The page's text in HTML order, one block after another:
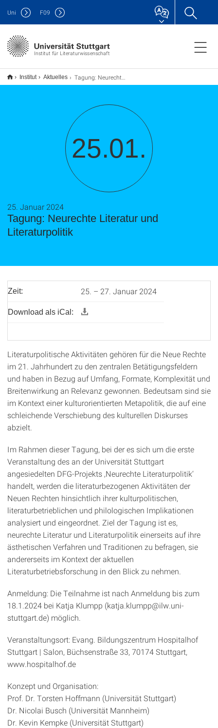
Institut für Literaturwissenschaft
Uni F09
Institut Aktuelles Tagung: Neurechte Literatur und Literaturpolitik
25.01.
Tagung: Neurechte Literatur und
Literaturpolitik
25. Januar 2024
Zeit: 25. – 27. Januar 2024
Download als iCal:
Literaturpolitische Aktivitäten gehören für die Neue Rechte
im 21. Jahrhundert zu den zentralen Betätigungsfeldern
und haben in Bezug auf Umfang, Formate, Komplexität und
Breitenwirkung an Relevanz gewonnen. Bedeutsam sind sie
im Kontext einer kulturorientierten Metapolitik, die auf eine
schleichende Verschiebung des kulturellen Diskurses
abzielt.
Im Rahmen dieser Tagung, bei der es sich um die erste
Veranstaltung des an der Universität Stuttgart
angesiedelten DFG-Projekts ‚Neurechte Literaturpolitik‘
handelt, werden die literaturbezogenen Aktivitäten der
Neuen Rechten hinsichtlich ihrer kulturpolitischen,
literaturbetrieblichen und philologischen Implikationen
analysiert und eingeordnet. Ziel der Tagung ist es,
neurechte Literatur und Literaturpolitik einerseits auf ihre
ästhetischen Verfahren und Traditionen zu befragen, sie
andererseits im Kontext der aktuellen
Literaturbetriebsforschung in den Blick zu nehmen.
Anmeldung: Die Teilnahme ist nach Anmeldung bis zum
18.1.2024 bei Katja Klumpp (katja.klumpp@ilw.uni-
stuttgart.de) möglich.
Veranstaltungsort: Evang. Bildungszentrum Hospitalhof
Stuttgart | Salon, Büchsenstraße 33, 70174 Stuttgart,
www.hospitalhof.de
Konzept und Organisation:
Prof. Dr. Torsten Hoffmann (Universität Stuttgart)
Dr. Nicolai Busch (Universität Mannheim)
Dr. Kevin Kempke (Universität Stuttgart)